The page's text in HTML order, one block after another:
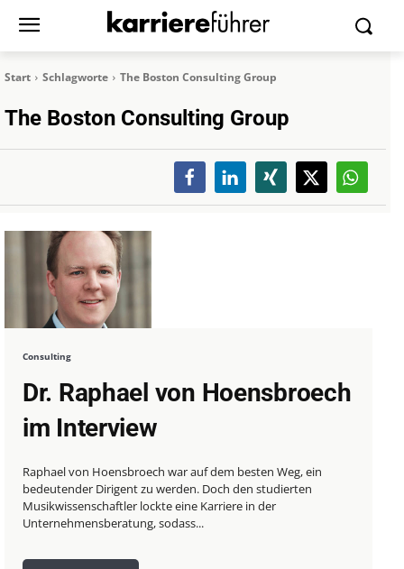
Start Schlagworte The Boston Consulting Group
The Boston Consulting Group
Consulting
Dr. Raphael von Hoensbroech
im Interview
Raphael von Hoensbroech war auf dem besten Weg, ein
bedeutender Dirigent zu werden. Doch den studierten
Musikwissenschaftler lockte eine Karriere in der
Unternehmensberatung, sodass...